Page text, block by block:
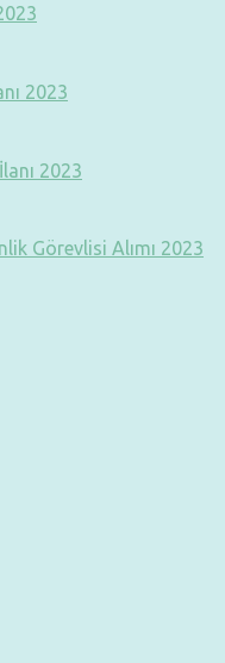
2023
2023
Görevlisi Alımı 2023